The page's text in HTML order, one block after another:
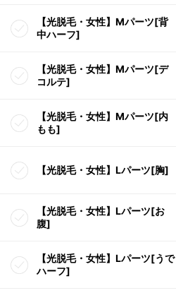
【光脱毛・女性】Mパーツ[背
中ハーフ]
【光脱毛・女性】Mパーツ[デ
コルテ]
【光脱毛・女性】Mパーツ[内
もも]
【光脱毛・女性】Lパーツ[胸]
【光脱毛・女性】Lパーツ[お
腹]
【光脱毛・女性】Lパーツ[うで
ハーフ]